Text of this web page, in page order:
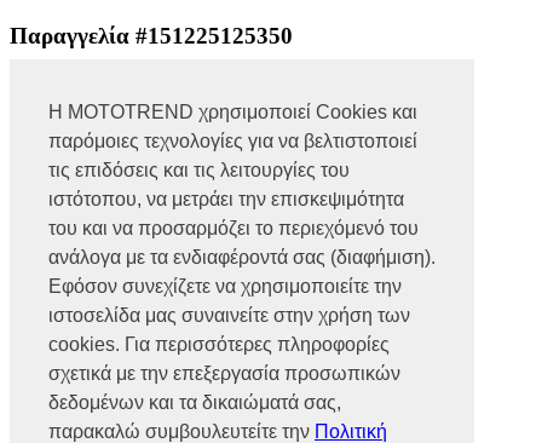
Η MOTOTREND χρησιμοποιεί Cookies και
παρόμοιες τεχνολογίες για να βελτιστοποιεί
τις επιδόσεις και τις λειτουργίες του
ιστότοπου, να μετράει την επισκεψιμότητα
του και να προσαρμόζει το περιεχόμενό του
ανάλογα με τα ενδιαφέροντά σας (διαφήμιση).
Εφόσον συνεχίζετε να χρησιμοποιείτε την
ιστοσελίδα μας συναινείτε στην χρήση των
cookies. Για περισσότερες πληροφορίες
σχετικά με την επεξεργασία προσωπικών
δεδομένων και τα δικαιώματά σας,
παρακαλώ συμβουλευτείτε την Πολιτική
Παραγγελία #151225125350
Βρυούλων 56, Ν. Φιλαδέλφεια,
14341, Αθήνα
Αρ. Γ.Ε.ΜΗ 002466101000
Τηλ.:2102585991
Φαξ.:2102585993
Ε-mail:info@mototrend.gr
Μάθετε Περισσότερα
Η Εταιρεία
Brands
Νέα
Οικονομικά στοιχεία